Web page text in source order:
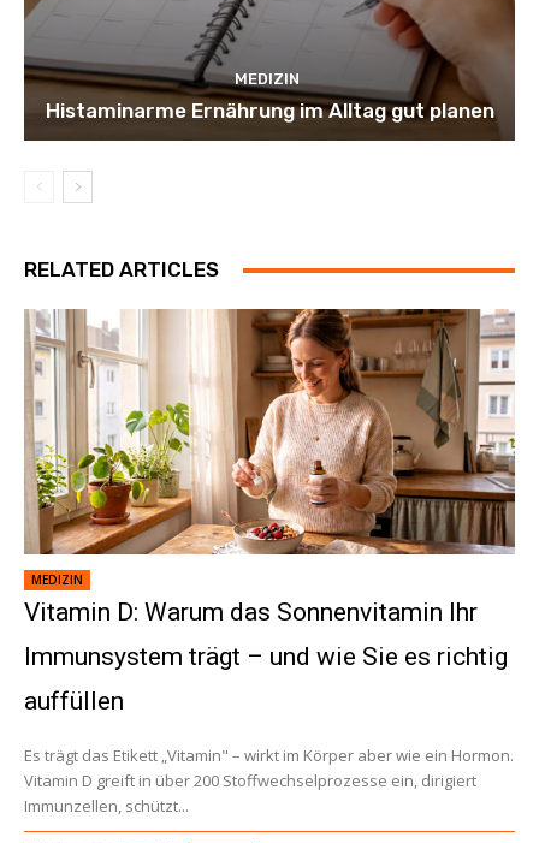
MEDIZIN
Histaminarme Ernährung im Alltag gut planen
RELATED ARTICLES
MEDIZIN
Vitamin D: Warum das Sonnenvitamin Ihr
Immunsystem trägt – und wie Sie es richtig
auffüllen
Es trägt das Etikett „Vitamin" – wirkt im Körper aber wie ein Hormon.
Vitamin D greift in über 200 Stoffwechselprozesse ein, dirigiert
Immunzellen, schützt...